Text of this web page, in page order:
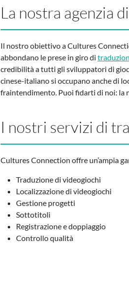
La nostra agenzia
Il nostro obiettivo a Cultures
abbondano le prese in giro di
credibilità a tutti gli sviluppatori di
cinese-italiano si occupano anche di
fraintendimento. Puoi fidarti di noi: la
I nostri servizi di
Cultures Connection offre un’ampia
Traduzione di videogiochi
Localizzazione di videogiochi
Gestione progetti
Sottotitoli
Registrazione e doppiaggio
Controllo qualità